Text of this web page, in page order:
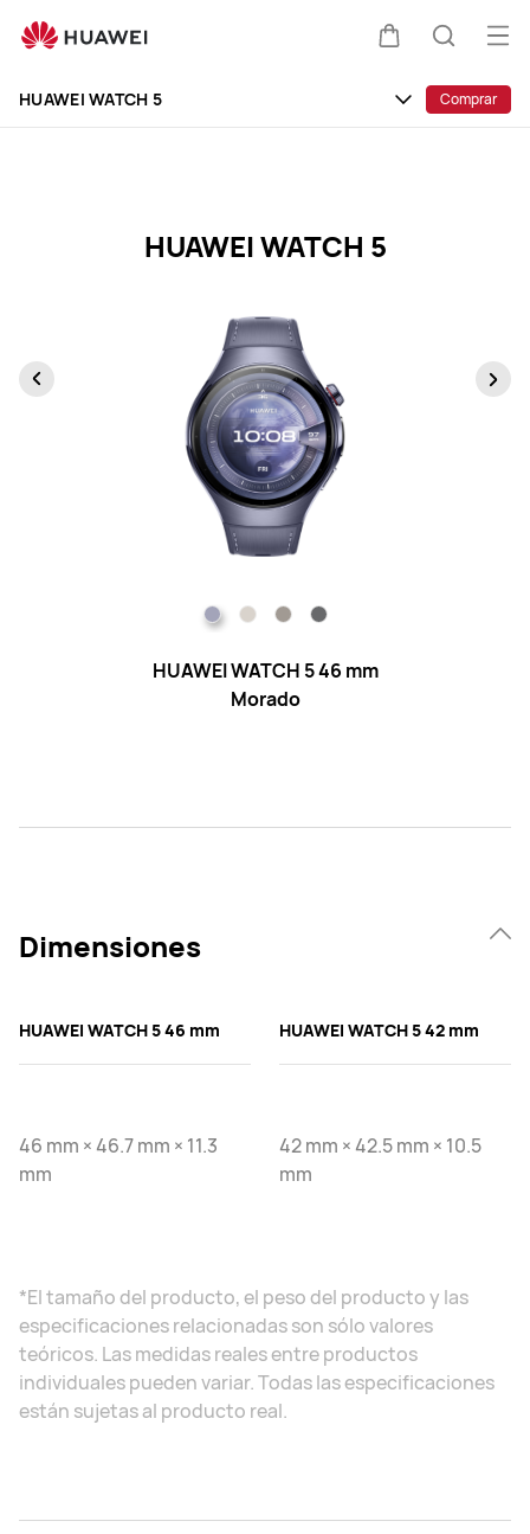
del
WATCH
HUAWEI WATCH 5 Comprar
HUAWEI WATCH 5
HUAWEI WATCH 5 46 mm
Morado
Dimensiones
HUAWEI WATCH 5 46 mm
46 mm × 46.7 mm × 11.3
mm
HUAWEI WATCH 5 42 mm
42 mm × 42.5 mm × 10.5
mm
*El tamaño del producto, el peso del producto y las
especificaciones relacionadas son sólo valores
teóricos. Las medidas reales entre productos
individuales pueden variar. Todas las especificaciones
están sujetas al producto real.